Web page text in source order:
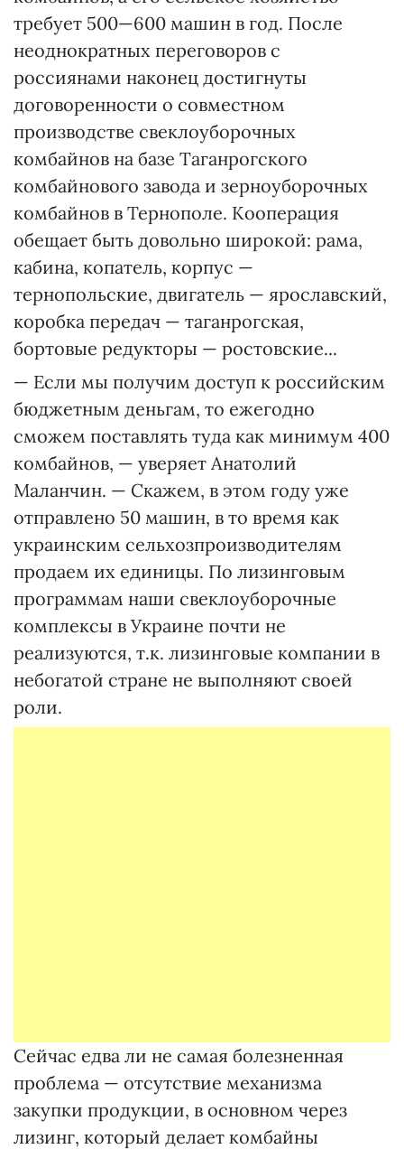
требует 500—600 машин в год. После
неоднократных переговоров с
россиянами наконец достигнуты
договоренности о совместном
производстве свеклоуборочных
комбайнов на базе Таганрогского
комбайнового завода и зерноуборочных
комбайнов в Тернополе. Кооперация
обещает быть довольно широкой: рама,
кабина, копатель, корпус —
тернопольские, двигатель — ярославский,
коробка передач — таганрогская,
бортовые редукторы — ростовские...
— Если мы получим доступ к российским
бюджетным деньгам, то ежегодно
сможем поставлять туда как минимум 400
комбайнов, — уверяет Анатолий
Маланчин. — Скажем, в этом году уже
отправлено 50 машин, в то время как
украинским сельхозпроизводителям
продаем их единицы. По лизинговым
программам наши свеклоуборочные
комплексы в Украине почти не
реализуются, т.к. лизинговые компании в
небогатой стране не выполняют своей
роли.
Сейчас едва ли не самая болезненная
проблема — отсутствие механизма
закупки продукции, в основном через
лизинг, который делает комбайны